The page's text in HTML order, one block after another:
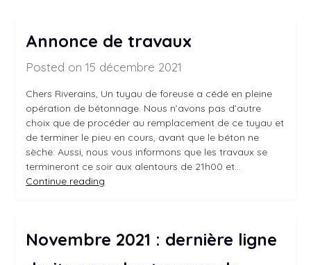
Annonce de travaux
Posted on 15 décembre 2021
Chers Riverains, Un tuyau de foreuse a cédé en pleine
opération de bétonnage. Nous n’avons pas d’autre
choix que de procéder au remplacement de ce tuyau et
de terminer le pieu en cours, avant que le béton ne
sèche. Aussi, nous vous informons que les travaux se
termineront ce soir aux alentours de 21h00 et…
Continue reading
Novembre 2021 : dernière ligne